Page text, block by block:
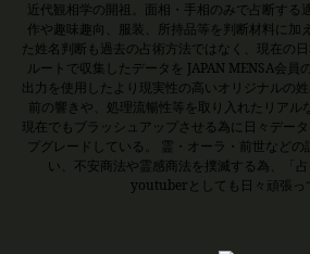
近代観相学の開祖。面相・手相のみで占断する
作や趣味趣向、服装、所持品等を判断材料に加
た姓名判断も過去の占術方法ではなく、現在の
ルートで収集したデータを JAPAN MENSA会員
出力を使用したより現実性の高いオリジナルの
前の響きや、処理流暢性等を取り入れたリアル
現在でもブラッシュアップさせる為に日々デー
プグレードしている。 霊・オーラ・前世など
い、不安商法や霊感商法を撲滅する為、「
youtuberとしても日々頑張っ